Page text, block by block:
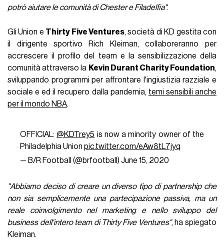
potrò aiutare le comunità di Chester e Filadelfia".
Gli Union e Thirty Five Ventures, società di KD gestita con
il dirigente sportivo Rich Kleiman, collaboreranno per
accrescere il profilo del team e la sensibilizzazione della
comunità attraverso la Kevin Durant Charity Foundation,
sviluppando programmi per affrontare l'ingiustizia razziale e
sociale e ed il recupero dalla pandemia, temi sensibili anche
per il mondo NBA.
OFFICIAL:@KDTrey5 is now a minority owner of the
Philadelphia Union pic.twitter.com/eAw8tL7jyq
— B/R Football (@brfootball) June 15, 2020
"Abbiamo deciso di creare un diverso tipo di partnership che
non sia semplicemente una partecipazione passiva, ma un
reale coinvolgimento nel marketing e nello sviluppo del
business dell'intero team di Thirty Five Ventures", ha spiegato
Kleiman.